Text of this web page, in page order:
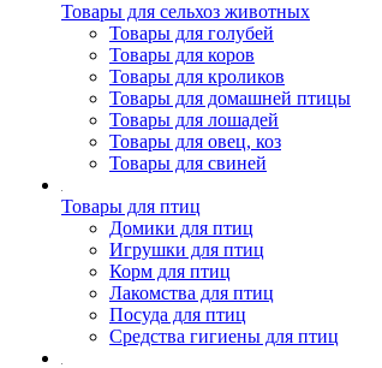
Товары для сельхоз животных
Товары для голубей
Товары для коров
Товары для кроликов
Товары для домашней птицы
Товары для лошадей
Товары для овец, коз
Товары для свиней
Товары для птиц
Домики для птиц
Игрушки для птиц
Корм для птиц
Лакомства для птиц
Посуда для птиц
Средства гигиены для птиц